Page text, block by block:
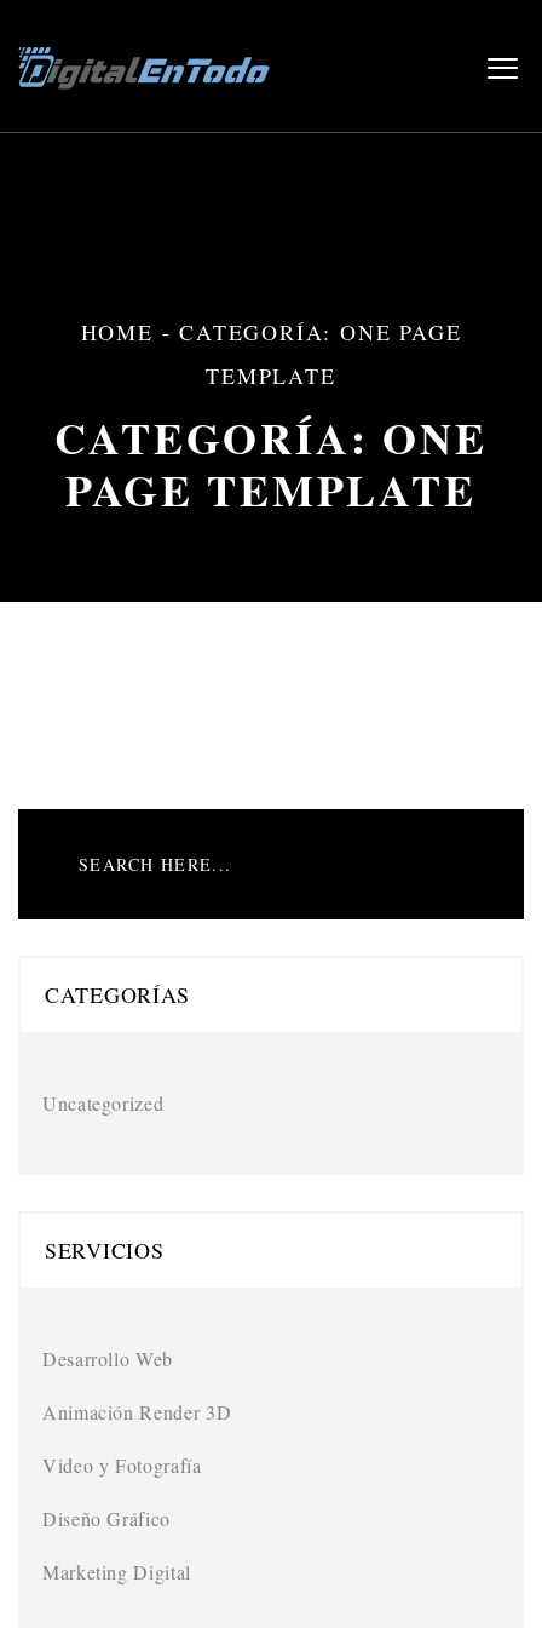
HOME -CATEGORÍA: ONE PAGE
TEMPLATE
CATEGORÍA: ONE
PAGE TEMPLATE
CATEGORÍAS
Uncategorized
SERVICIOS
Desarrollo Web
Animación Render 3D
Video y Fotografía
Diseño Gráfico
Marketing Digital